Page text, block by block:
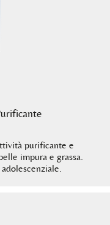
purificante e
impura e grassa.